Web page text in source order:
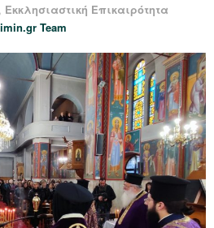
Εκκλησιαστική Επικαιρότητα
Team